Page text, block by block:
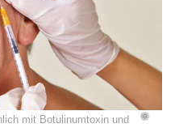
©
mit Botulinumtoxin und